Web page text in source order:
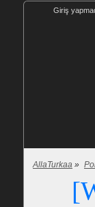
Giriş
AllaTurkaa »